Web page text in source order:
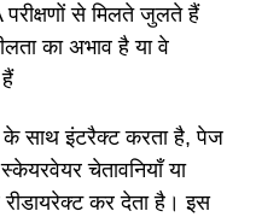
से मिलते जुलते हैं
का अभाव है या वे
के साथ इंटरैक्ट करता है, पेज
चेतावनियाँ या
कर देता है। इस